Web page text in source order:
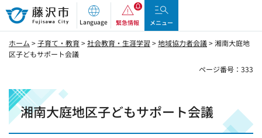
藤沢市
Language 緊急情報 メニュー
ホーム >子育て・教育>社会教育・生涯学習 >地域協力者会議> 湘南大庭地
区子どもサポート会議
ページ番号：333
湘南大庭地区子どもサポート会議